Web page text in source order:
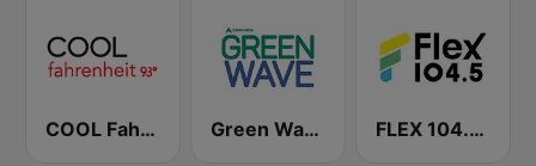
COOL Fahrenheit 93 FM Green Wave 106.5 FM FLEX 104.5 FM